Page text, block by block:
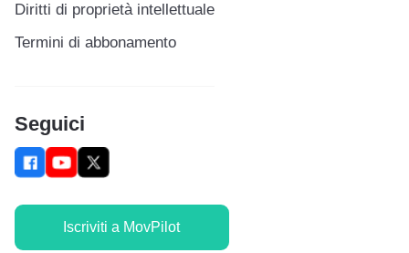
Diritti di proprietà intellettuale
Termini di abbonamento
Seguici
Iscriviti a MovPilot